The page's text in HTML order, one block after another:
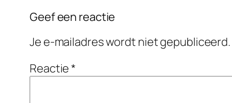
Geef een reactie
Je e-mailadres wordt niet gepubliceerd.
Reactie*